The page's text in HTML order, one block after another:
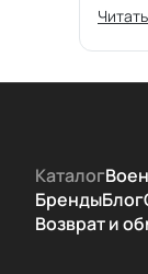
Каталог
БрендыБлог
Возврат и